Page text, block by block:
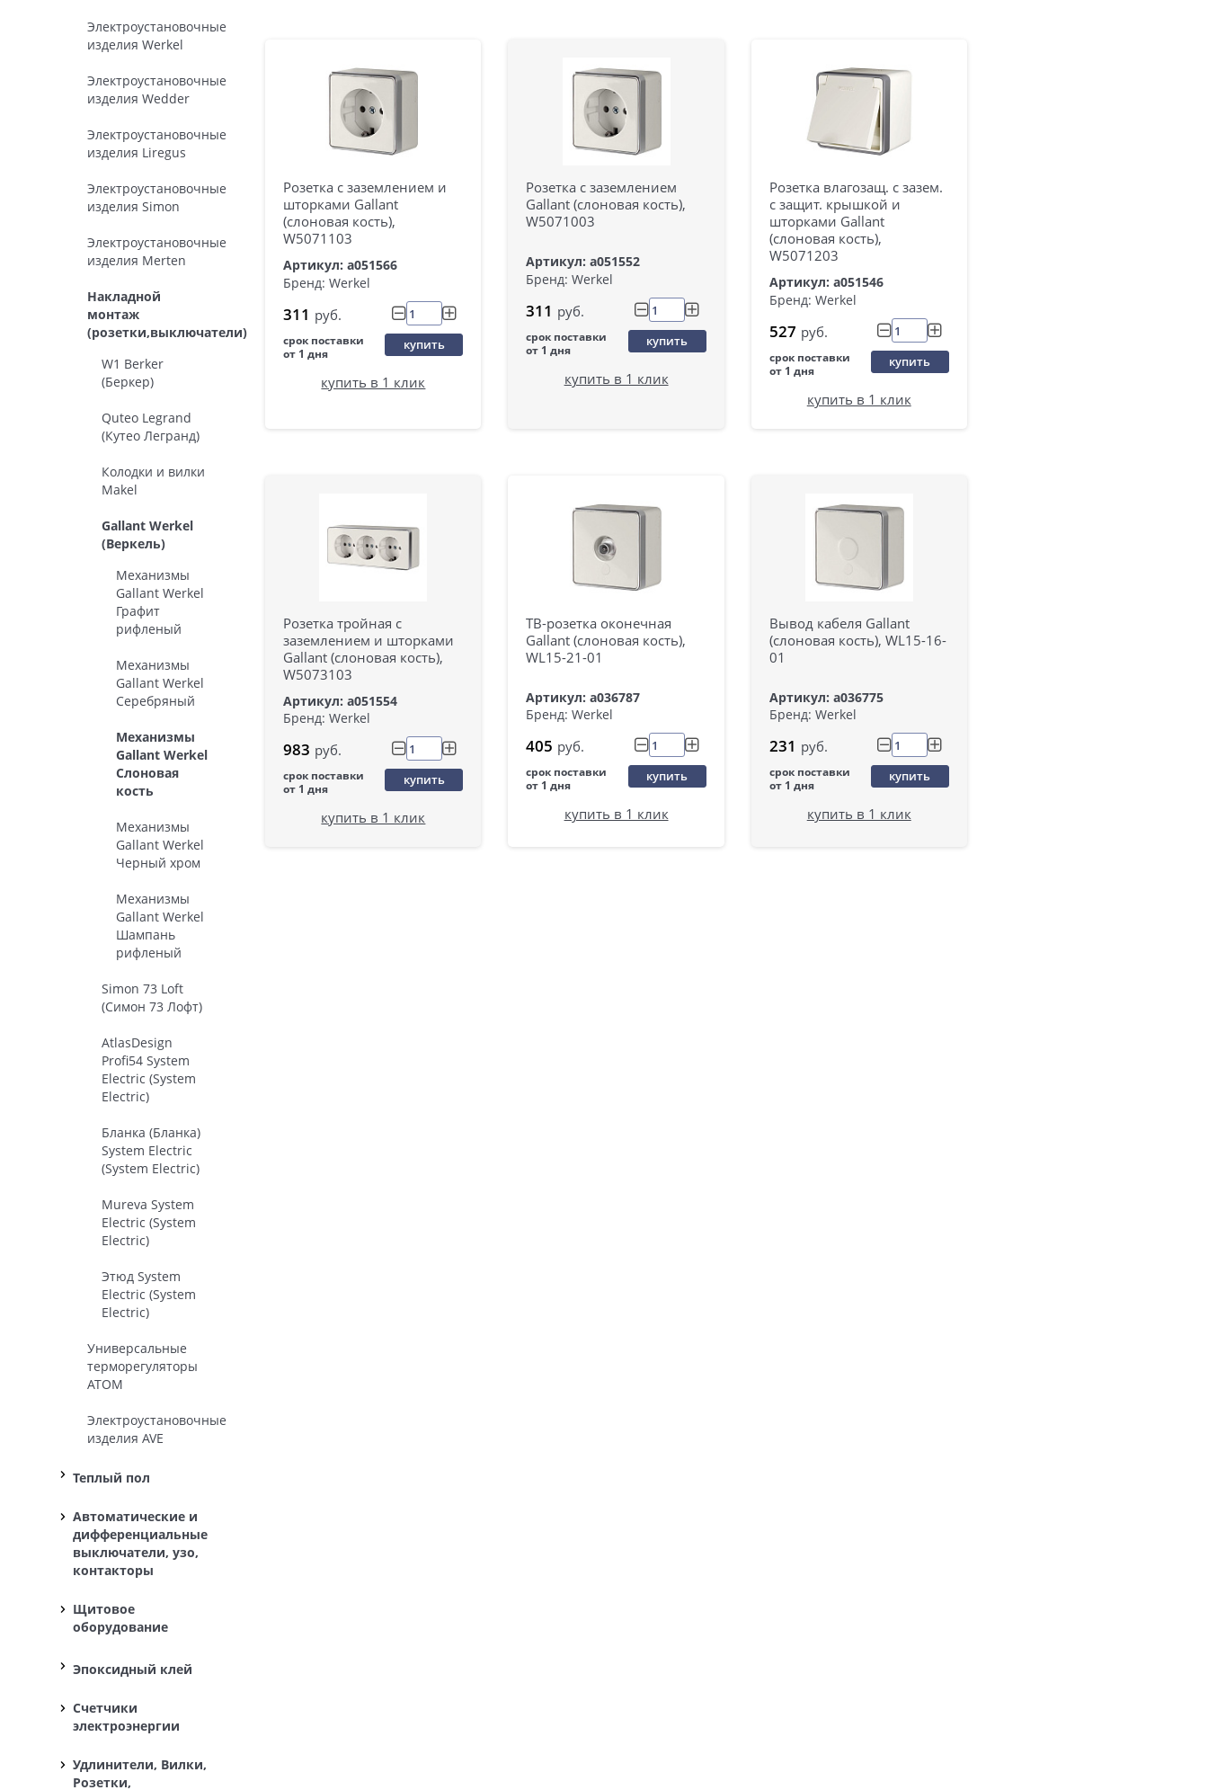
Электроустановочные
изделия Werkel
Электроустановочные
изделия Wedder
Электроустановочные
изделия Liregus
Электроустановочные
изделия Simon
Электроустановочные
изделия Merten
Накладной
монтаж
(розетки,выключатели)
W1 Berker
(Беркер)
Quteo Legrand
(Кутео Легранд)
Колодки и вилки
Makel
Gallant Werkel
(Веркель)
Механизмы
Gallant Werkel
Графит
рифленый
Механизмы
Gallant Werkel
Серебряный
Механизмы
Gallant Werkel
Слоновая
кость
Механизмы
Gallant Werkel
Черный хром
Механизмы
Gallant Werkel
Шампань
рифленый
Simon 73 Loft
(Симон 73 Лофт)
AtlasDesign
Profi54 System
Electric (System
Electric)
Бланка (Бланка)
System Electric
(System Electric)
Mureva System
Electric (System
Electric)
Этюд System
Electric (System
Electric)
Универсальные
терморегуляторы
ATOM
Электроустановочные
изделия AVE
Теплый пол
Автоматические и
дифференциальные
выключатели, узо,
контакторы
Щитовое
оборудование
Эпоксидный клей
Счетчики
электроэнергии
Удлинители, Вилки,
Розетки,
Розетка с заземлением и
шторками Gallant
(слоновая кость),
W5071103
Артикул: a051566
Бренд: Werkel
311 руб.
срок поставки
от 1 дня
купить
купить в 1 клик
Розетка с заземлением
Gallant (слоновая кость),
W5071003
Артикул: a051552
Бренд: Werkel
311 руб.
срок поставки
от 1 дня
купить
купить в 1 клик
Розетка влагозащ. с зазем.
с защит. крышкой и
шторками Gallant
(слоновая кость),
W5071203
Артикул: a051546
Бренд: Werkel
527 руб.
срок поставки
от 1 дня
купить
купить в 1 клик
Розетка тройная с
заземлением и шторками
Gallant (слоновая кость),
W5073103
Артикул: a051554
Бренд: Werkel
983 руб.
срок поставки
от 1 дня
купить
купить в 1 клик
ТВ-розетка оконечная
Gallant (слоновая кость),
WL15-21-01
Артикул: a036787
Бренд: Werkel
405 руб.
срок поставки
от 1 дня
купить
купить в 1 клик
Вывод кабеля Gallant
(слоновая кость), WL15-16-
01
Артикул: a036775
Бренд: Werkel
231 руб.
срок поставки
от 1 дня
купить
купить в 1 клик